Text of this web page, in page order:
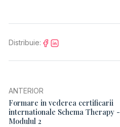
Distribuie:
ANTERIOR
Formare in vederea certificarii
internationale Schema Therapy -
Modulul 2